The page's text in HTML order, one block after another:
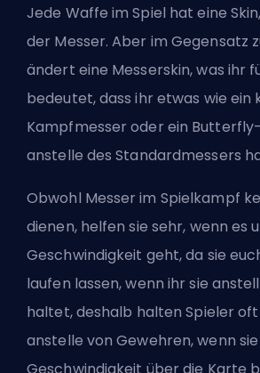
Jede Waffe im Spiel hat eine
der Messer. Aber im Gegensatz
ändert eine Messerskin, was ihr
bedeutet, dass ihr etwas wie ein
Kampfmesser oder ein
anstelle des Standardmessers
Obwohl Messer im Spielkampf
dienen, helfen sie sehr, wenn es
Geschwindigkeit geht, da sie
laufen lassen, wenn ihr sie
haltet, deshalb halten Spieler
anstelle von Gewehren, wenn